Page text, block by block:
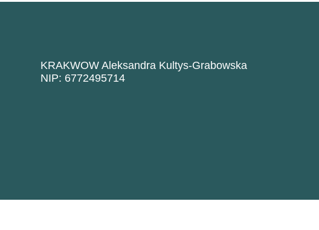
KRAKWOW Aleksandra Kultys-Grabowska
NIP: 6772495714